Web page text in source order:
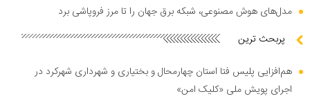
مدل‌های هوش مصنوعی، شبکه برق جهان را تا مرز فروپاشی برد
پربحث ترین
هم‌افزایی پلیس فتا استان چهارمحال و بختیاری و شهرداری شهرکرد در
اجرای پویش ملی «کلیک امن»